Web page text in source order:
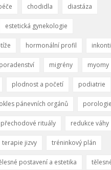
chodidla diastáza
estetická gynekologie
hormonální profil
migrény myomy
plodnost a početí podiatrie
pánevních orgánů porologie
přechodové rituály redukce váhy
terapie jizvy tréninkový plán
postavení a estetika